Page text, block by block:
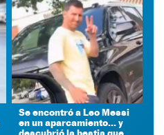
Se encontró a Leo Messi
en un aparcamiento... y
descubrió la bestia que